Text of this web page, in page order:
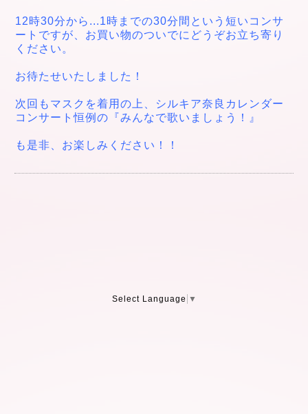
12時30分から ...1時までの30分間という短いコンサ
ートですが、 お買い物のついでにどうぞお立ち寄り
ください。
お待たせいたしました！
次回もマスクを着用の上、シルキア奈良カレンダー
コンサート恒例の 『みんなで歌いましょう！』
も 是非、お楽しみください！！
Select Language ▼